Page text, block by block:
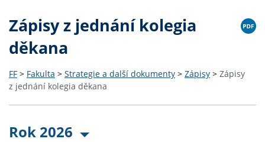
Zápisy z jednání kolegia
děkana
FF > Fakulta > Strategie a další dokumenty > Zápisy > Zápisy
z jednání kolegia děkana
Rok 2026